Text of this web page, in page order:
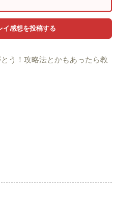
う！攻略法とかもあったら教